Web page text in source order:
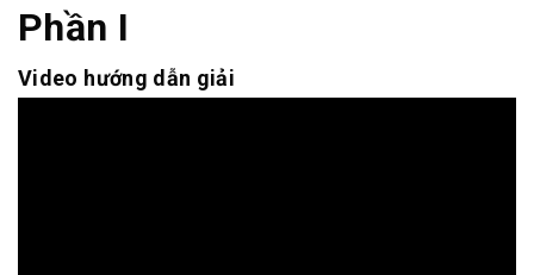
Phần I
Video hướng dẫn giải